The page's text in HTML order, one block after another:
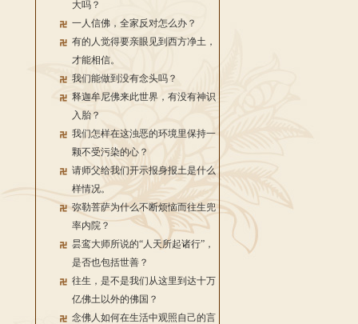
大吗？
一人信佛，全家反对怎么办？
有的人觉得要亲眼见到西方净土，
才能相信。
我们能做到没有念头吗？
释迦牟尼佛来此世界，有没有神识
入胎？
我们怎样在这浊恶的环境里保持一
颗不受污染的心？
请师父给我们开示报身报土是什么
样情况。
弥勒菩萨为什么不断烦恼而往生兜
率内院？
昙鸾大师所说的“人天所起诸行”，
是否也包括世善？
往生，是不是我们从这里到达十万
亿佛土以外的佛国？
念佛人如何在生活中观照自己的言